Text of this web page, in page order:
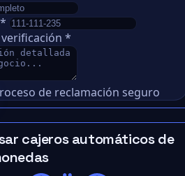
*
*
de reclamación seguro
cajeros automáticos de